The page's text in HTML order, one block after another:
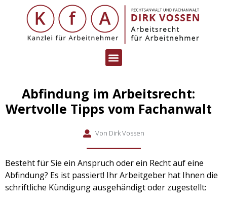
Abfindung im Arbeitsrecht:
Wertvolle Tipps vom Fachanwalt
Von Dirk Vossen
Besteht für Sie ein Anspruch oder ein Recht auf eine
Abfindung? Es ist passiert! Ihr Arbeitgeber hat Ihnen die
schriftliche Kündigung ausgehändigt oder zugestellt: